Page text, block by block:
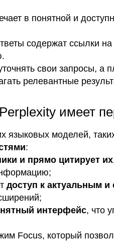
в понятной и
содержат ссылки на
свои запросы, а
релевантные
имеет
языковых моделей,
:
и прямо цитирует их
доступ к актуальным
интерфейс, что
Focus, который